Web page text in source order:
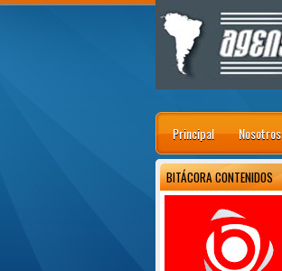
Principal Nosotros
BITÁCORA CONTENIDOS